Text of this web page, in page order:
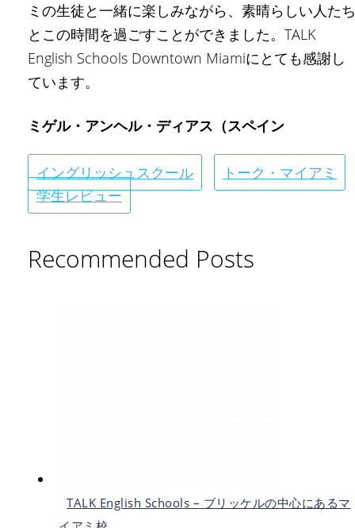
ミの生徒と一緒に楽しみながら、素晴らしい人たち
とこの時間を過ごすことができました。TALK
English Schools Downtown Miamiにとても感謝し
ています。
ミゲル・アンヘル・ディアス（スペイン
イングリッシュスクール
トーク・マイアミ
学生レビュー
Recommended Posts
TALK English Schools – ブリッケルの中心にあるマ